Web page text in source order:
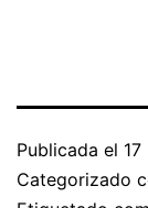
Publicada el
Categorizado